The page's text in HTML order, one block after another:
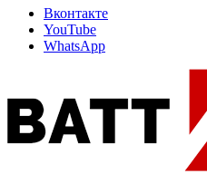
Вконтакте
YouTube
WhatsApp